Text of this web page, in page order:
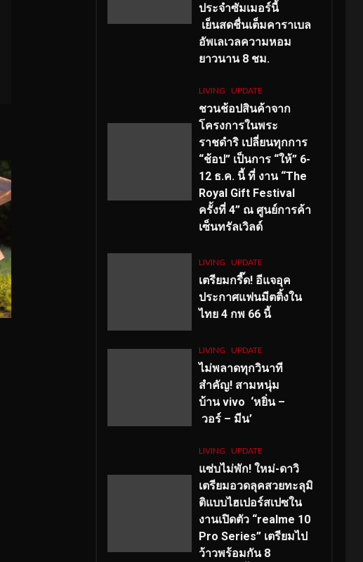
ประจำซัมเมอร์นี้
เย็นสดชื่นเต็มคาราเบล
อัพเลเวลความหอม
ยาวนาน 8 ชม.
LIVING UPDATE
ชวนช้อปสินค้าจาก
โครงการในพระ
ราชดำริ เปลี่ยนทุกการ
“ช้อป” เป็นการ “ให้” 6-
12 ธ.ค. นี้ ที่ งาน “The
Royal Gift Festival
ครั้งที่ 4” ณ ศูนย์การค้า
เซ็นทรัลเวิลด์
LIVING UPDATE
เตรียมกรี๊ด! อีแจอุค
ประกาศแฟนมีตติ้งใน
ไทย 4 กพ 66 นี้
LIVING UPDATE
ไม่พลาดทุกวินาที
สำคัญ! สามหนุ่ม
บ้าน vivo ‘หยิ่น –
วอร์ – มีน’
LIVING UPDATE
แซ่บไม่พัก! ใหม่-ดาวิ
เตรียมอวดลุคสวยทะลุมิ
ติแบบไฮเปอร์สเปซใน
งานเปิดตัว “realme 10
Pro Series” เตรียมไป
ว้าวพร้อมกัน 8